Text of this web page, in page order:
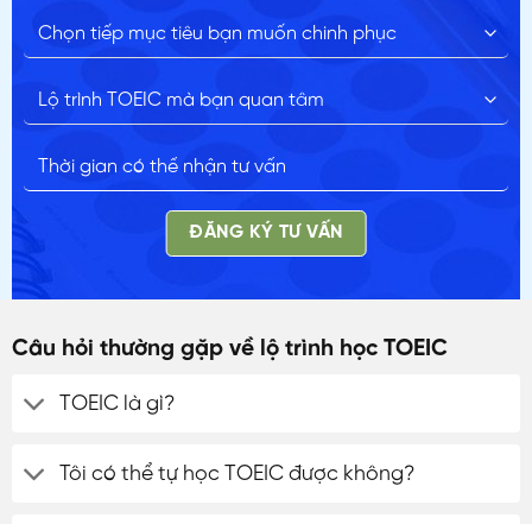
ĐĂNG KÝ TƯ VẤN
Câu hỏi thường gặp về lộ trình học TOEIC
TOEIC là gì?
Tôi có thể tự học TOEIC được không?